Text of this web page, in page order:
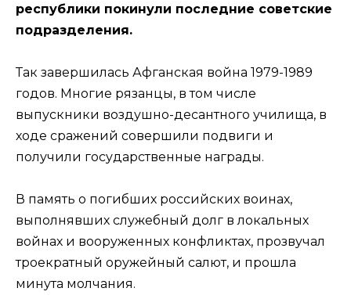
республики покинули последние советские
подразделения.
Так завершилась Афганская война 1979-1989
годов. Многие рязанцы, в том числе
выпускники воздушно-десантного училища, в
ходе сражений совершили подвиги и
получили государственные награды.
В память о погибших российских воинах,
выполнявших служебный долг в локальных
войнах и вооруженных конфликтах, прозвучал
троекратный оружейный салют, и прошла
минута молчания.